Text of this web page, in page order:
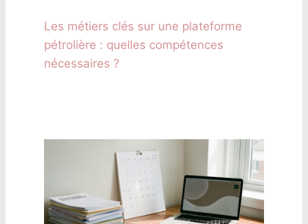
Les métiers clés sur une plateforme
pétrolière : quelles compétences
nécessaires ?